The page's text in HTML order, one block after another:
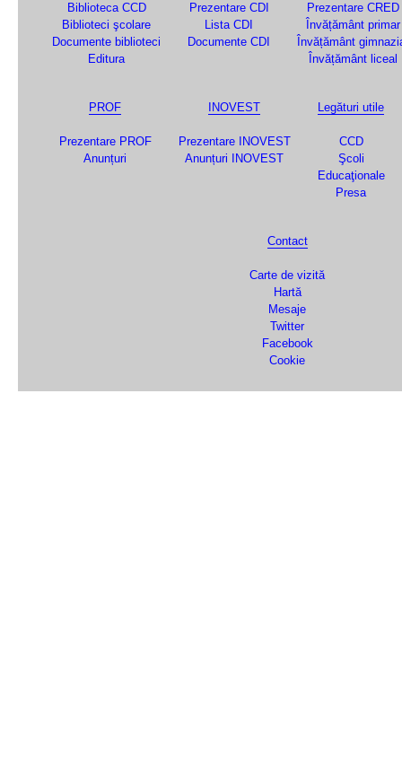
Biblioteca CCD
Biblioteci şcolare
Documente biblioteci
Editura
Prezentare CDI
Lista CDI
Documente CDI
Prezentare CRED
Învățământ primar
Învățământ
Învățământ liceal
PROF
Prezentare PROF
Anunțuri
INOVEST
Prezentare INOVEST
Anunțuri INOVEST
Legături utile
CCD
Şcoli
Educaţionale
Presa
Contact
Carte de vizită
Hartă
Mesaje
Twitter
Facebook
Cookie